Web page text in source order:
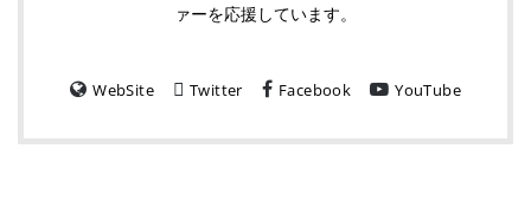
ァーを応援しています。
WebSite Twitter Facebook YouTube